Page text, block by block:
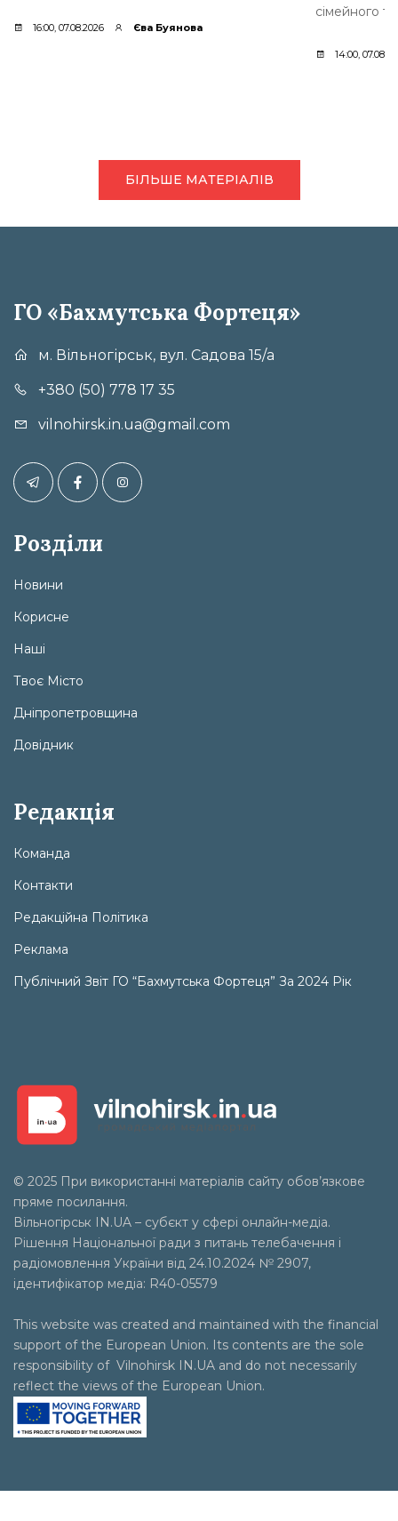
16:00, 07.08.2026 Єва Буянова
сімейного
14:00,
БІЛЬШЕ МАТЕРІАЛІВ
ГО «Бахмутська Фортеця»
м. Вільногірськ, вул. Садова 15/а
+380 (50) 778 17 35
vilnohirsk.in.ua@gmail.com
Розділи
Новини
Корисне
Наші
Твоє Місто
Дніпропетровщина
Довідник
Редакція
Команда
Контакти
Редакційна Політика
Реклама
Публічний Звіт ГО “Бахмутська Фортеця” За 2024 Рік
© 2025 При використанні матеріалів сайту обов’язкове
пряме посилання.
Вільногірськ IN.UA – субєкт у сфері онлайн-медіа.
Рішення Національної ради з питань телебачення і
радіомовлення України від 24.10.2024 № 2907,
ідентифікатор медіа: R40-05579
This website was created and maintained with the financial
support of the European Union. Its contents are the sole
responsibility of Vilnohirsk IN.UA and do not necessarily
reflect the views of the European Union.